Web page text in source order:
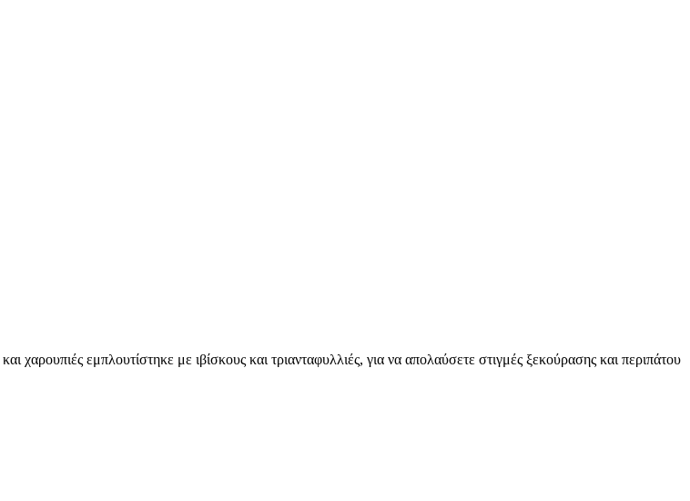
εμπλουτίστηκε με ιβίσκους και τριανταφυλλιές, για να απολαύσετε στιγμές ξεκούρασης και περιπάτου